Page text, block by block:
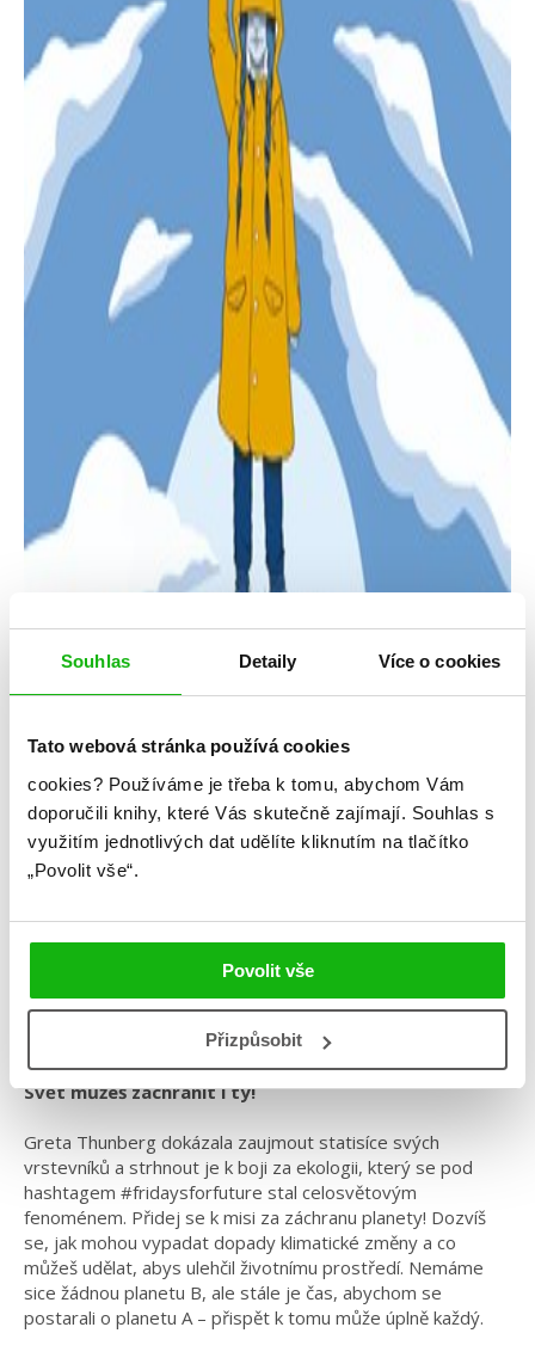
Souhlas Detaily Více o cookies
Tato webová stránka používá cookies
cookies? Používáme je třeba k tomu, abychom Vám
doporučili knihy, které Vás skutečně zajímají. Souhlas s
využitím jednotlivých dat udělíte kliknutím na tlačítko
„Povolit vše“.
Povolit vše
Přizpůsobit
Valentina Giannellová
Svět můžeš zachránit i ty!
Greta Thunberg dokázala zaujmout statisíce svých
vrstevníků a strhnout je k boji za ekologii, který se pod
hashtagem #fridaysforfuture stal celosvětovým
fenoménem. Přidej se k misi za záchranu planety! Dozvíš
se, jak mohou vypadat dopady klimatické změny a co
můžeš udělat, abys ulehčil životnímu prostředí. Nemáme
sice žádnou planetu B, ale stále je čas, abychom se
postarali o planetu A – přispět k tomu může úplně každý.